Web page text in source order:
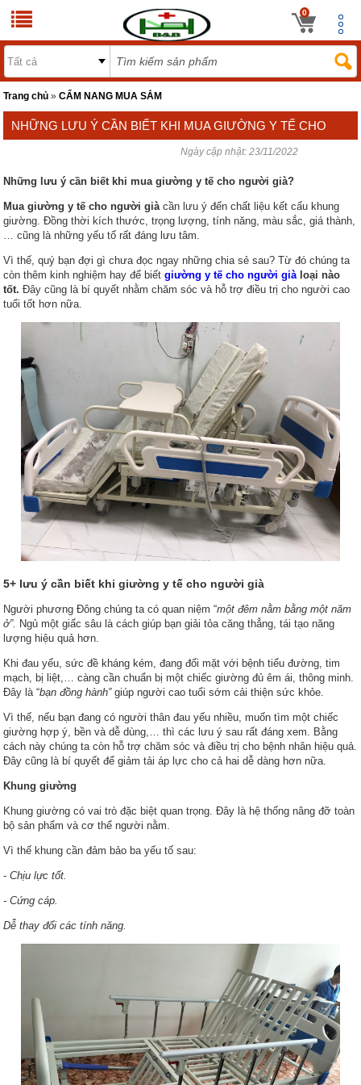
0
Trang chủ »CẨM NANG MUA SẮM
NHỮNG LƯU Ý CẦN BIẾT KHI MUA GIƯỜNG Y TẾ CHO
Ngày cập nhật: 23/11/2022
Những lưu ý cần biết khi mua giường y tế cho người già?
Mua giường y tế cho người giàcần lưu ý đến chất liệu kết cấu khung
giường. Đồng thời kích thước, trọng lượng, tính năng, màu sắc, giá thành,
… cũng là những yếu tố rất đáng lưu tâm.
Vì thế, quý bạn đợi gì chưa đọc ngay những chia sẻ sau? Từ đó chúng ta
còn thêm kinh nghiệm hay để biếtgiường y tế cho người giàloại nào
tốt. Đây cũng là bí quyết nhằm chăm sóc và hỗ trợ điều trị cho người cao
tuổi tốt hơn nữa.
5+ lưu ý cần biết khi giường y tế cho người già
Người phương Đông chúng ta có quan niệm “một đêm nằm bằng một năm
ở”. Ngủ một giấc sâu là cách giúp bạn giải tỏa căng thẳng, tái tạo năng
lượng hiệu quả hơn.
Khi đau yếu, sức đề kháng kém, đang đối mặt với bệnh tiểu đường, tim
mạch, bị liệt,… càng cần chuẩn bị một chiếc giường đủ êm ái, thông minh.
Đây là “bạn đồng hành”giúp người cao tuổi sớm cải thiện sức khỏe.
Vì thế, nếu bạn đang có người thân đau yếu nhiều, muốn tìm một chiếc
giường hợp ý, bền và dễ dùng,… thì các lưu ý sau rất đáng xem. Bằng
cách này chúng ta còn hỗ trợ chăm sóc và điều trị cho bệnh nhân hiệu quả.
Đây cũng là bí quyết để giảm tải áp lực cho cả hai dễ dàng hơn nữa.
Khung giường
Khung giường có vai trò đặc biệt quan trọng. Đây là hệ thống nâng đỡ toàn
bộ sản phẩm và cơ thể người nằm.
Vì thế khung cần đảm bảo ba yếu tố sau:
-Chịu lực tốt.
- Cứng cáp.
Dễ thay đổi các tính năng.